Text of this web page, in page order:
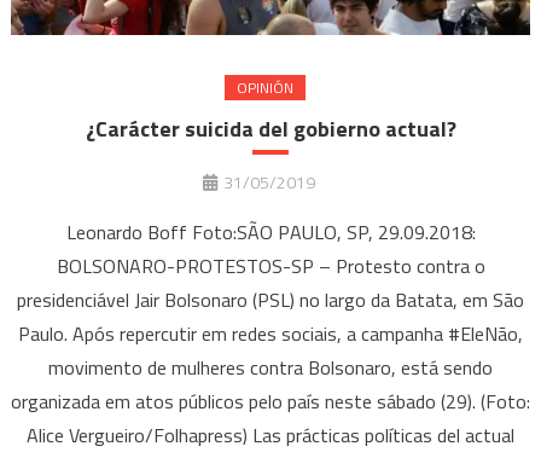
OPINIÓN
¿Carácter suicida del gobierno actual?
31/05/2019
Leonardo Boff Foto:SÃO PAULO, SP, 29.09.2018:
BOLSONARO-PROTESTOS-SP – Protesto contra o
presidenciável Jair Bolsonaro (PSL) no largo da Batata, em São
Paulo. Após repercutir em redes sociais, a campanha #EleNão,
movimento de mulheres contra Bolsonaro, está sendo
organizada em atos públicos pelo país neste sábado (29). (Foto:
Alice Vergueiro/Folhapress) Las prácticas políticas del actual